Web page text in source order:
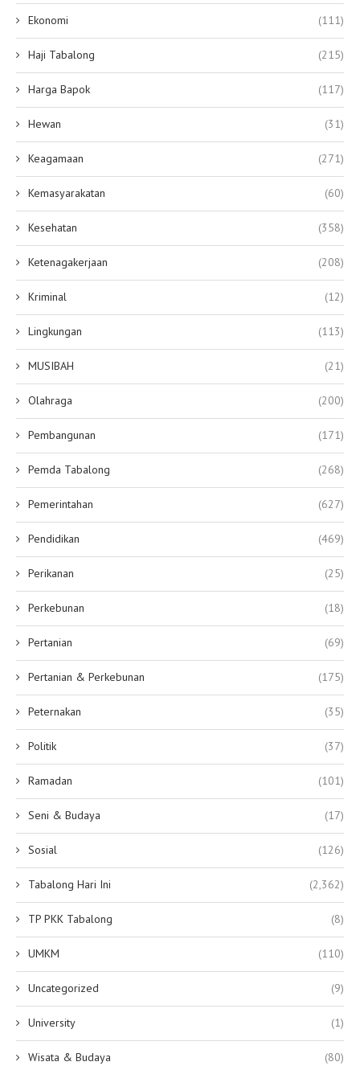
Ekonomi (111)
Haji Tabalong (215)
Harga Bapok (117)
Hewan (31)
Keagamaan (271)
Kemasyarakatan (60)
Kesehatan (358)
Ketenagakerjaan (208)
Kriminal (12)
Lingkungan (113)
MUSIBAH (21)
Olahraga (200)
Pembangunan (171)
Pemda Tabalong (268)
Pemerintahan (627)
Pendidikan (469)
Perikanan (25)
Perkebunan (18)
Pertanian (69)
Pertanian & Perkebunan (175)
Peternakan (35)
Politik (37)
Ramadan (101)
Seni & Budaya (17)
Sosial (126)
Tabalong Hari Ini (2,362)
TP PKK Tabalong (8)
UMKM (110)
Uncategorized (9)
University (1)
Wisata & Budaya (80)